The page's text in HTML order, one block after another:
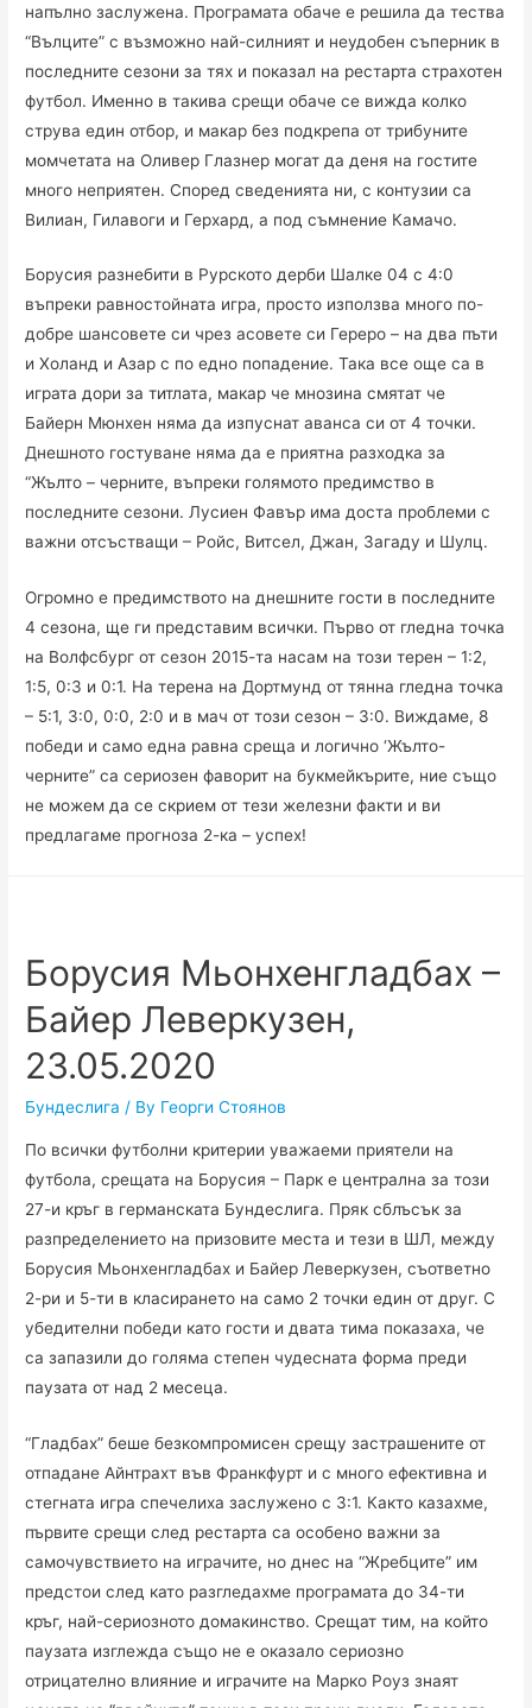
напълно заслужена. Програмата обаче е решила да тества
“Вълците” с възможно най-силният и неудобен съперник в
последните сезони за тях и показал на рестарта страхотен
футбол. Именно в такива срещи обаче се вижда колко
струва един отбор, и макар без подкрепа от трибуните
момчетата на Оливер Глазнер могат да деня на гостите
много неприятен. Според сведенията ни, с контузии са
Вилиан, Гилавоги и Герхард, а под съмнение Камачо.
Борусия разнебити в Рурското дерби Шалке 04 с 4:0
въпреки равностойната игра, просто използва много по-
добре шансовете си чрез асовете си Гереро – на два пъти
и Холанд и Азар с по едно попадение. Така все още са в
играта дори за титлата, макар че мнозина смятат че
Байерн Мюнхен няма да изпуснат аванса си от 4 точки.
Днешното гостуване няма да е приятна разходка за
“Жълто – черните, въпреки голямото предимство в
последните сезони. Лусиен Фавър има доста проблеми с
важни отсъстващи – Ройс, Витсел, Джан, Загаду и Шулц.
Огромно е предимството на днешните гости в последните
4 сезона, ще ги представим всички. Първо от гледна точка
на Волфсбург от сезон 2015-та насам на този терен – 1:2,
1:5, 0:3 и 0:1. На терена на Дортмунд от тянна гледна точка
– 5:1, 3:0, 0:0, 2:0 и в мач от този сезон – 3:0. Виждаме, 8
победи и само една равна среща и логично ‘Жълто-
черните” са сериозен фаворит на букмейкърите, ние също
не можем да се скрием от тези железни факти и ви
предлагаме прогноза 2-ка – успех!
Борусия Мьонхенгладбах –
Байер Леверкузен,
23.05.2020
Бундеслига / By Георги Стоянов
По всички футболни критерии уважаеми приятели на
футбола, срещата на Борусия – Парк е централна за този
27-и кръг в германската Бундеслига. Пряк сблъсък за
разпределението на призовите места и тези в ШЛ, между
Борусия Мьонхенгладбах и Байер Леверкузен, съответно
2-ри и 5-ти в класирането на само 2 точки един от друг. С
убедителни победи като гости и двата тима показаха, че
са запазили до голяма степен чудесната форма преди
паузата от над 2 месеца.
“Гладбах” беше безкомпромисен срещу застрашените от
отпадане Айнтрахт във Франкфурт и с много ефективна и
стегната игра спечелиха заслужено с 3:1. Както казахме,
първите срещи след рестарта са особено важни за
самочувствието на играчите, но днес на “Жребците” им
предстои след като разгледахме програмата до 34-ти
кръг, най-сериозното домакинство. Срещат тим, на който
паузата изглежда също не е оказало сериозно
отрицателно влияние и играчите на Марко Роуз знаят